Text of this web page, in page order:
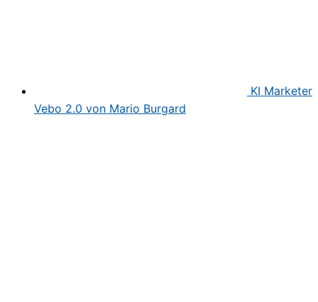
KI Marketer
Vebo 2.0 von Mario Burgard